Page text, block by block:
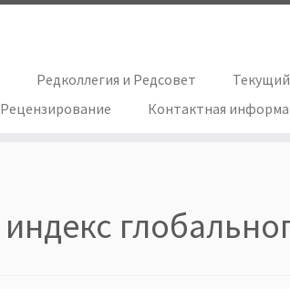
Редколлегия и Редсовет
Рецензирование Контактная
индекс